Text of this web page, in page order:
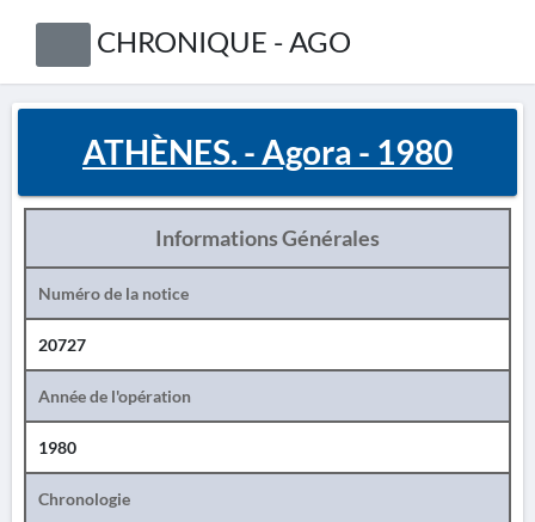
CHRONIQUE - AGO
ATHÈNES. - Agora - 1980
Informations Générales
Numéro de la notice
20727
Année de l'opération
1980
Chronologie